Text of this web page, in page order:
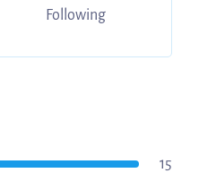
Following
15